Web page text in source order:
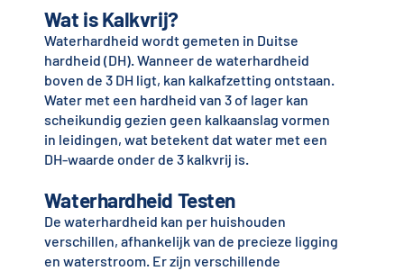
Wat is Kalkvrij?
Waterhardheid wordt gemeten in Duitse
hardheid (DH). Wanneer de waterhardheid
boven de 3 DH ligt, kan kalkafzetting ontstaan.
Water met een hardheid van 3 of lager kan
scheikundig gezien geen kalkaanslag vormen
in leidingen, wat betekent dat water met een
DH-waarde onder de 3 kalkvrij is.
Waterhardheid Testen
De waterhardheid kan per huishouden
verschillen, afhankelijk van de precieze ligging
en waterstroom. Er zijn verschillende